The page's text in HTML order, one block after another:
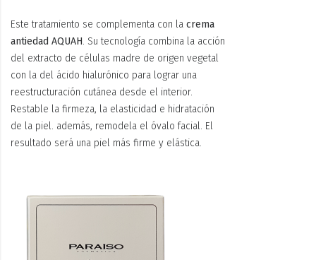
Este tratamiento se complementa con la crema
antiedad AQUAH. Su tecnología combina la acción
del extracto de células madre de origen vegetal
con la del ácido hialurónico para lograr una
reestructuración cutánea desde el interior.
Restable la firmeza, la elasticidad e hidratación
de la piel. además, remodela el óvalo facial. El
resultado será una piel más firme y elástica.